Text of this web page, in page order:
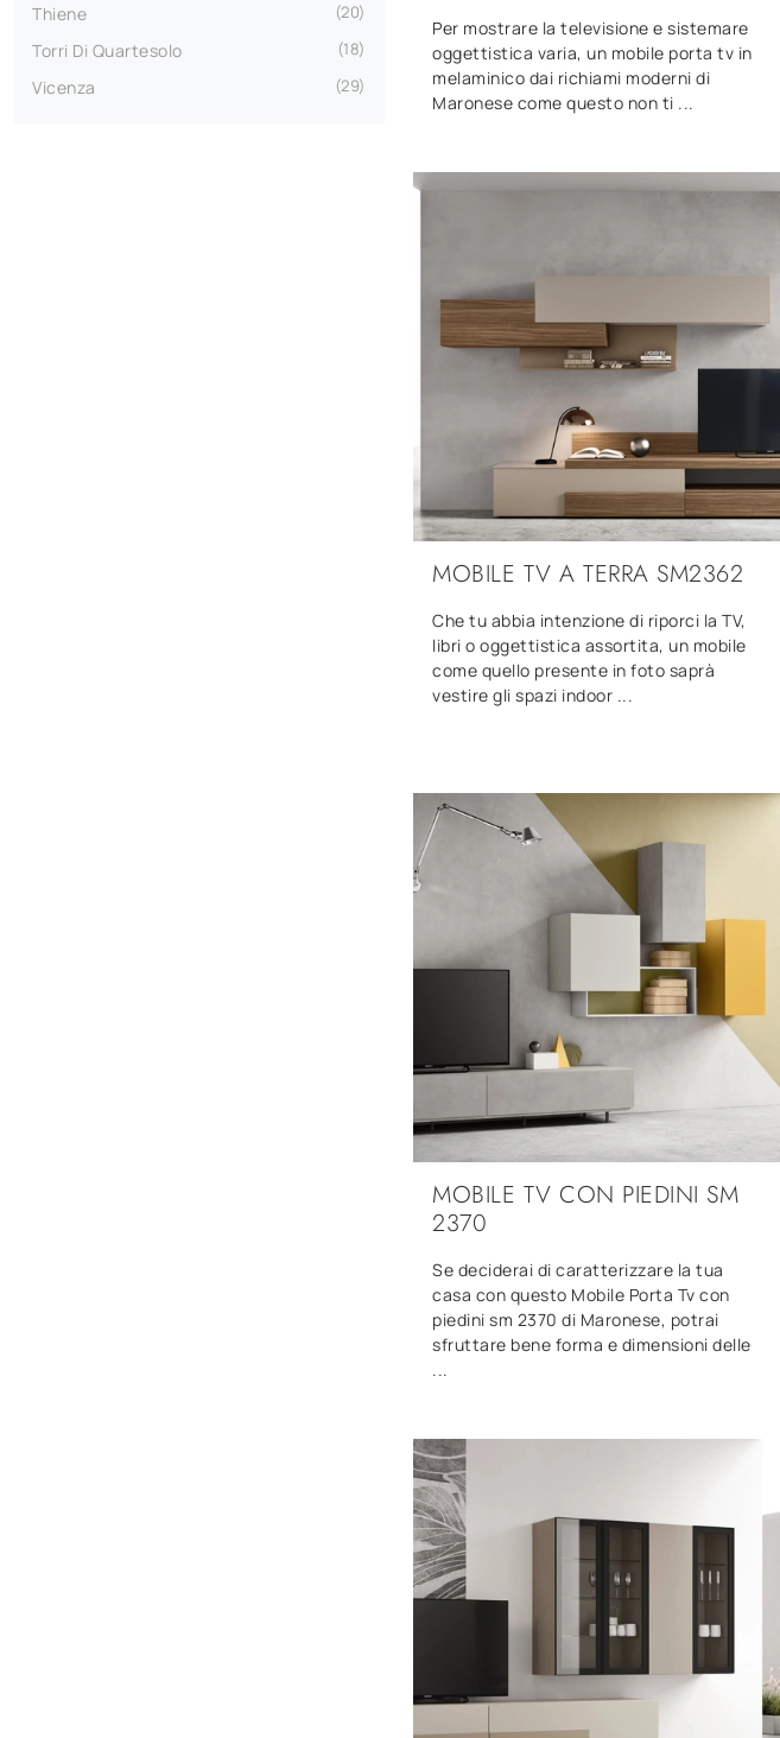
Thiene 20
Torri Di Quartesolo 18
Vicenza 29
Per mostrare la televisione e sistemare
oggettistica varia, un mobile porta tv in
melaminico dai richiami moderni di
Maronese come questo non ti ...
MOBILE TV A TERRA SM2362
Che tu abbia intenzione di riporci la TV,
libri o oggettistica assortita, un mobile
come quello presente in foto saprà
vestire gli spazi indoor ...
MOBILE TV CON PIEDINI SM
2370
Se deciderai di caratterizzare la tua
casa con questo Mobile Porta Tv con
piedini sm 2370 di Maronese, potrai
sfruttare bene forma e dimensioni delle
...